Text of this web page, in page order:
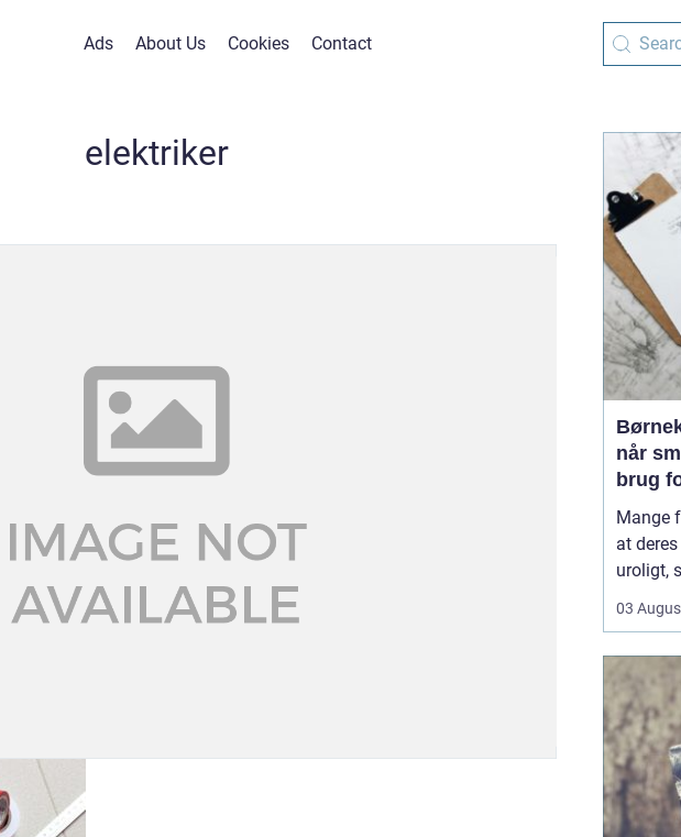
Ads About Us Cookies Contact
elektriker
når
brug
Mange
at
uroligt,
uden at
med
03